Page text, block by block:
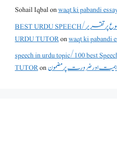
Sohail Iqbalon
BEST URDU SPEECH/کرپشن اور بے انصافی کے موضوع پر تقریر - THE
URDU TUTORon
speech in urdu topic/100 best
TUTORonاور ضرورت پر مضمون